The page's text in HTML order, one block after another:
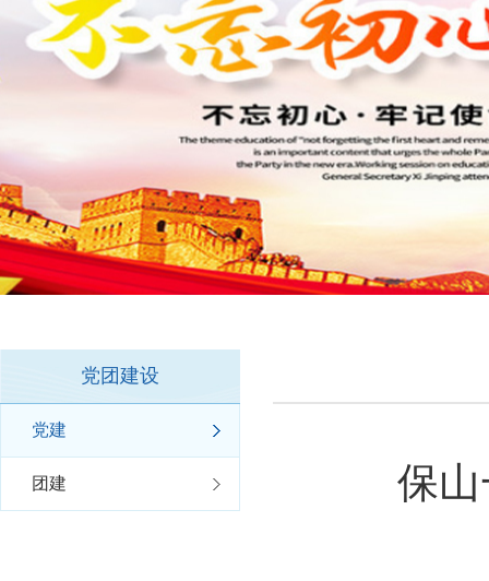
学校荣誉
美丽校园
通知公告 表彰奖励
党团建设
党建
团建 保